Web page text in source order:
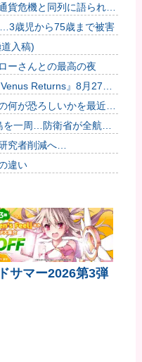
貨危機と同列に語られて
る歳児から75歳まで被害
入稿)
ーさんとの最高の夜
Returns』8月27日
何が恐ろしいかを最近の
他一周…防衛省が全航路
究者削減へ…
違い
サマー2026第3弾